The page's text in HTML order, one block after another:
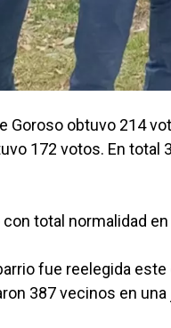
Goroso obtuvo 214
172 votos. En
total normalidad
fue reelegida
387 vecinos en